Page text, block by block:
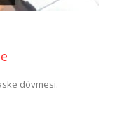
dövmesi.